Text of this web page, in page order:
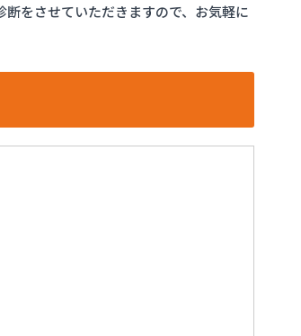
をさせていただきますので、お気軽に